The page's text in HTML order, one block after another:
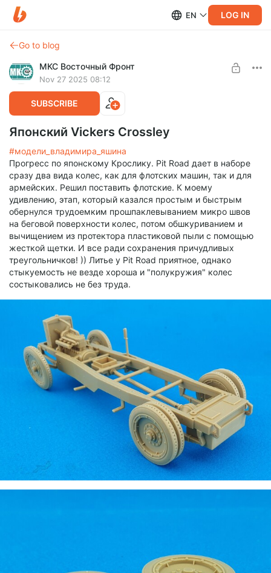
EN LOG IN
Go to blog
МКС Восточный Фронт
Nov 27 2025 08:12
SUBSCRIBE
Японский Vickers Crossley
#модели_владимира_яшина
Прогресс по японскому Крослику. Pit Road дает в наборе
сразу два вида колес, как для флотских машин, так и для
армейских. Решил поставить флотские. К моему
удивлению, этап, который казался простым и быстрым
обернулся трудоемким прошпаклевыванием микро швов
на беговой поверхности колес, потом обшкуриванием и
вычищением из протектора пластиковой пыли с помощью
жесткой щетки. И все ради сохранения причудливых
треугольничков! )) Литье у Pit Road приятное, однако
стыкуемость не везде хороша и "полукружия" колес
состыковались не без труда.